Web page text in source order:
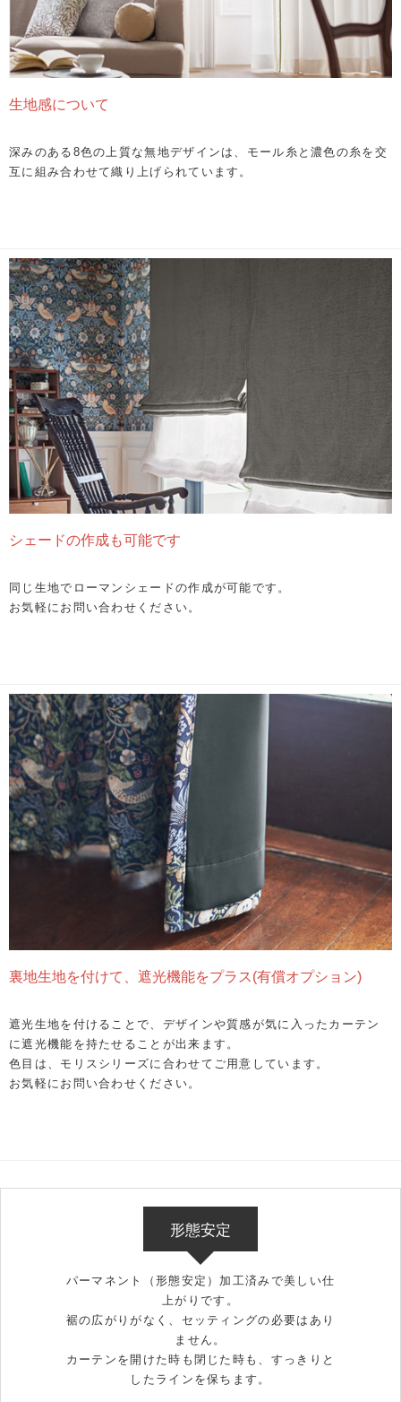
生地感について
深みのある8色の上質な無地デザインは、モール糸と濃色の糸を交
互に組み合わせて織り上げられています。
シェードの作成も可能です
同じ生地でローマンシェードの作成が可能です。
お気軽にお問い合わせください。
裏地生地を付けて、遮光機能をプラス(有償オプション)
遮光生地を付けることで、デザインや質感が気に入ったカーテン
に遮光機能を持たせることが出来ます。
色目は、モリスシリーズに合わせてご用意しています。
お気軽にお問い合わせください。
形態安定
パーマネント（形態安定）加工済みで美しい仕
上がりです。
裾の広がりがなく、セッティングの必要はあり
ません。
カーテンを開けた時も閉じた時も、すっきりと
したラインを保ちます。